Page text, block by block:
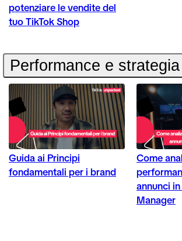
potenziare le vendite del
tuo TikTok Shop
Performance e strategia
Guida ai Principi
fondamentali per i brand
Come
annunci
Manager